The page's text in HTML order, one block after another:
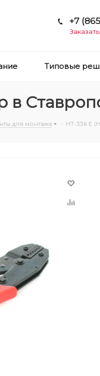
+7
Типовые
в
для монтажа - HT-336 E